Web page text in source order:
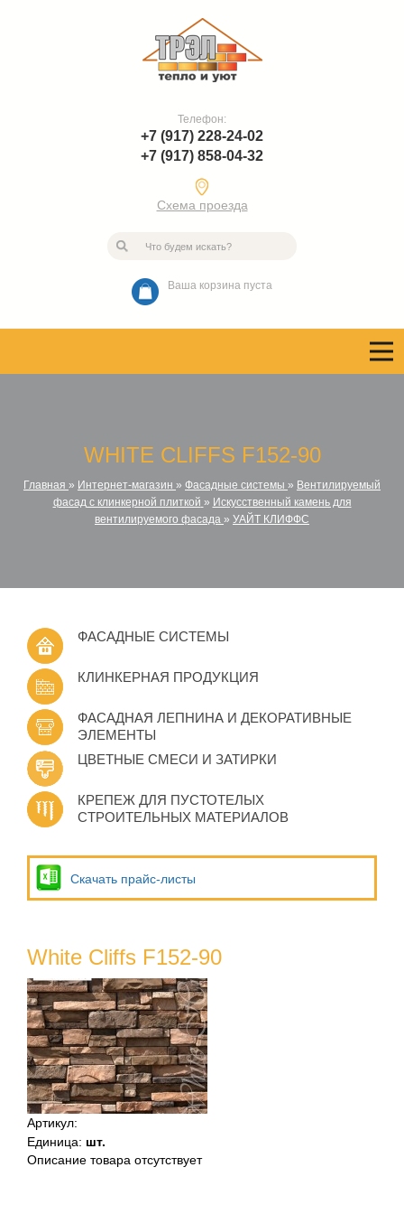
Телефон:
+7 (917) 228-24-02
+7 (917) 858-04-32
Схема проезда
Ваша корзина пуста
WHITE CLIFFS F152-90
Главная » Интернет-магазин » Фасадные системы » Вентилируемый
фасад с клинкерной плиткой » Искусственный камень для
вентилируемого фасада » УАЙТ КЛИФФС
ФАСАДНЫЕ СИСТЕМЫ
КЛИНКЕРНАЯ ПРОДУКЦИЯ
ФАСАДНАЯ ЛЕПНИНА И ДЕКОРАТИВНЫЕ
ЭЛЕМЕНТЫ
ЦВЕТНЫЕ СМЕСИ И ЗАТИРКИ
КРЕПЕЖ ДЛЯ ПУСТОТЕЛЫХ
СТРОИТЕЛЬНЫХ МАТЕРИАЛОВ
Скачать прайс-листы
White Cliffs F152-90
Артикул:
Единица: шт.
Описание товара отсутствует